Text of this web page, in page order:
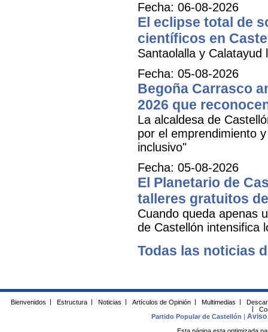
Fecha: 06-08-2026
El eclipse total de
científicos en
Santaolalla y Calatayud
Fecha: 05-08-2026
Begoña Carrasco
2026 que
La alcaldesa de
por el emprendimiento
inclusivo"
Fecha: 05-08-2026
El Planetario de
talleres gratuitos
Cuando queda apenas
de Castellón intensifica
Todas las noticias
Bienvenidos Estructura Noticias Artículos de Opinión Multimedias
Partido Popular de Castellón
|Aviso